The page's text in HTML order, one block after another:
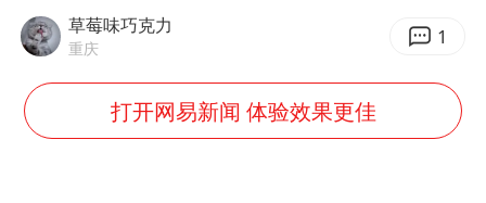
把党建设得更加坚强有力
草莓味巧克力
重庆 1
打开网易新闻 体验效果更佳